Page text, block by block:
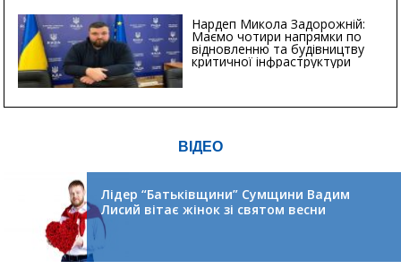
Нардеп Микола Задорожній:
Маємо чотири напрямки по
відновленню та будівництву
критичної інфраструктури
ВІДЕО
Лідер “Батьківщини” Сумщини Вадим
Лисий вітає жінок зі святом весни